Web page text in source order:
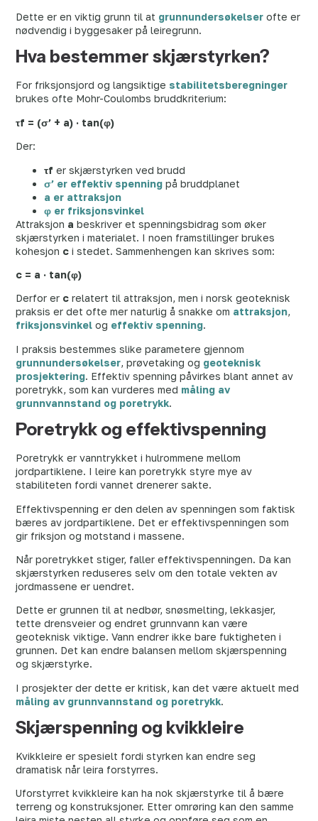
Dette er en viktig grunn til at grunnundersøkelser ofte er
nødvendig i byggesaker på leiregrunn.
Hva bestemmer skjærstyrken?
For friksjonsjord og langsiktige stabilitetsberegninger
brukes ofte Mohr-Coulombs bruddkriterium:
τf = (σ’ + a) · tan(φ)
Der:
τf er skjærstyrken ved brudd
σ’ er effektiv spenning på bruddplanet
a er attraksjon
φ er friksjonsvinkel
Attraksjon a beskriver et spenningsbidrag som øker
skjærstyrken i materialet. I noen framstillinger brukes
kohesjon c i stedet. Sammenhengen kan skrives som:
c = a · tan(φ)
Derfor er c relatert til attraksjon, men i norsk geoteknisk
praksis er det ofte mer naturlig å snakke om attraksjon,
friksjonsvinkel og effektiv spenning.
I praksis bestemmes slike parametere gjennom
grunnundersøkelser, prøvetaking og geoteknisk
prosjektering. Effektiv spenning påvirkes blant annet av
poretrykk, som kan vurderes med måling av
grunnvannstand og poretrykk.
Poretrykk og effektivspenning
Poretrykk er vanntrykket i hulrommene mellom
jordpartiklene. I leire kan poretrykk styre mye av
stabiliteten fordi vannet drenerer sakte.
Effektivspenning er den delen av spenningen som faktisk
bæres av jordpartiklene. Det er effektivspenningen som
gir friksjon og motstand i massene.
Når poretrykket stiger, faller effektivspenningen. Da kan
skjærstyrken reduseres selv om den totale vekten av
jordmassene er uendret.
Dette er grunnen til at nedbør, snøsmelting, lekkasjer,
tette drensveier og endret grunnvann kan være
geoteknisk viktige. Vann endrer ikke bare fuktigheten i
grunnen. Det kan endre balansen mellom skjærspenning
og skjærstyrke.
I prosjekter der dette er kritisk, kan det være aktuelt med
måling av grunnvannstand og poretrykk.
Skjærspenning og kvikkleire
Kvikkleire er spesielt fordi styrken kan endre seg
dramatisk når leira forstyrres.
Uforstyrret kvikkleire kan ha nok skjærstyrke til å bære
terreng og konstruksjoner. Etter omrøring kan den samme